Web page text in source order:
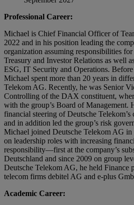
Professional Career:
Michael is Chief Financial Officer of
2022 and in his position leading the
organization assuming responsibilities
Treasury and Investor Relations as well
ESG, IT Security and Operations.
Michael spent more than 20 years in
Telekom AG. Recently, he was Senior
Controlling of the DAX constituent,
with the group’s Board of Management.
financial steering of Deutsche
and in addition led the group’s risk
Michael joined Deutsche Telekom AG in
on leadership roles with increasing
responsibility—first at the company’s
Deutschland and since 2009 on group
Deutsche Telekom AG, he held Finance
telecom firms debitel AG and e-plus
Academic Career: